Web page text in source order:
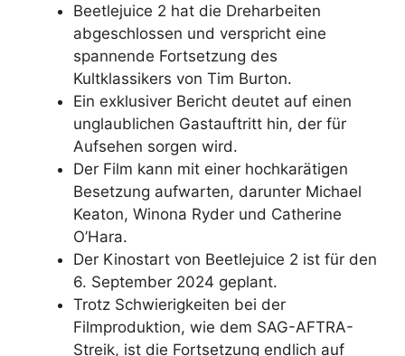
Beetlejuice 2 hat die Dreharbeiten
abgeschlossen und verspricht eine
spannende Fortsetzung des
Kultklassikers von Tim Burton.
Ein exklusiver Bericht deutet auf einen
unglaublichen Gastauftritt hin, der für
Aufsehen sorgen wird.
Der Film kann mit einer hochkarätigen
Besetzung aufwarten, darunter Michael
Keaton, Winona Ryder und Catherine
O’Hara.
Der Kinostart von Beetlejuice 2 ist für den
6. September 2024 geplant.
Trotz Schwierigkeiten bei der
Filmproduktion, wie dem SAG-AFTRA-
Streik, ist die Fortsetzung endlich auf